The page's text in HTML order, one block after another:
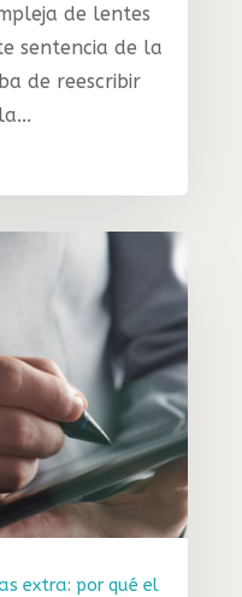
de lentes
sentencia de la
de reescribir
extra: por qué el